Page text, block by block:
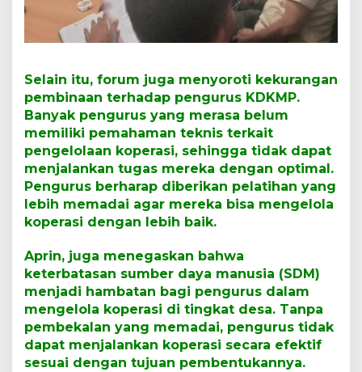
Selain itu, forum juga menyoroti kekurangan
pembinaan terhadap pengurus KDKMP.
Banyak pengurus yang merasa belum
memiliki pemahaman teknis terkait
pengelolaan koperasi, sehingga tidak dapat
menjalankan tugas mereka dengan optimal.
Pengurus berharap diberikan pelatihan yang
lebih memadai agar mereka bisa mengelola
koperasi dengan lebih baik.
Aprin, juga menegaskan bahwa
keterbatasan sumber daya manusia (SDM)
menjadi hambatan bagi pengurus dalam
mengelola koperasi di tingkat desa. Tanpa
pembekalan yang memadai, pengurus tidak
dapat menjalankan koperasi secara efektif
sesuai dengan tujuan pembentukannya.